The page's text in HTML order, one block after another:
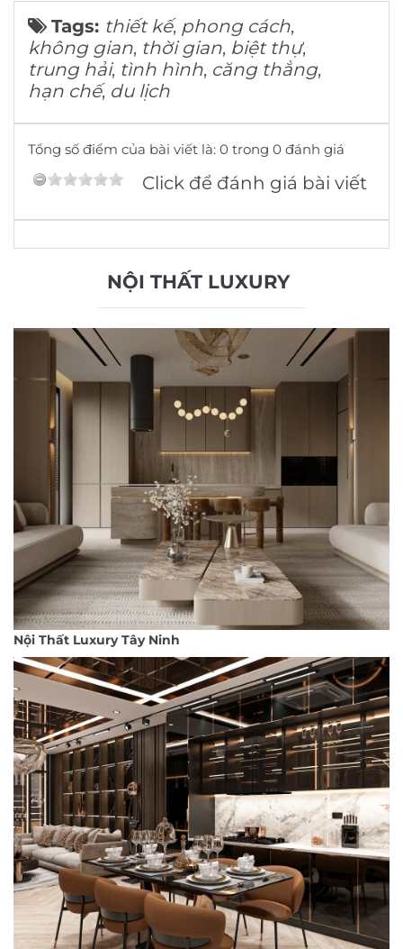
Tags: thiết kế, phong cách,
không gian, thời gian, biệt thự,
trung hải, tình hình, căng thẳng,
hạn chế, du lịch
Tổng số điểm của bài viết là: 0 trong 0 đánh giá
Click để đánh giá bài viết
NỘI THẤT LUXURY
Nội Thất Luxury Tây Ninh